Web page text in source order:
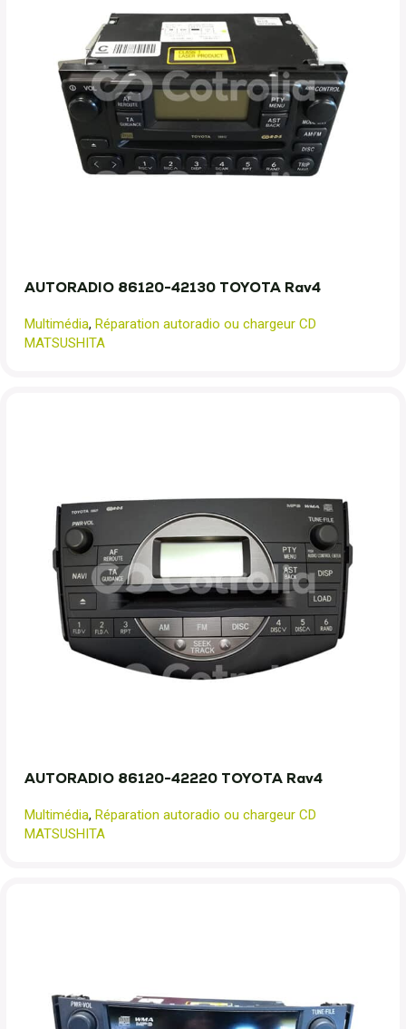
AUTORADIO 86120-42130 TOYOTA Rav4
Multimédia, Réparation autoradio ou chargeur CD
MATSUSHITA
AUTORADIO 86120-42220 TOYOTA Rav4
Multimédia, Réparation autoradio ou chargeur CD
MATSUSHITA